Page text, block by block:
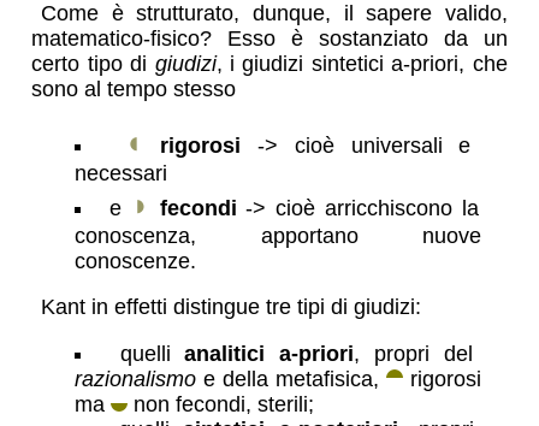
Come è strutturato, dunque, il sapere valido,
matematico-fisico? Esso è sostanziato da un
certo tipo di giudizi, i giudizi sintetici a-priori, che
sono al tempo stesso
◖ rigorosi -> cioè universali e
necessari
e
◗ fecondi -> cioè arricchiscono la
conoscenza, apportano nuove
conoscenze.
Kant in effetti distingue tre tipi di giudizi:
quellianalitici a-priori, propri del
razionalismo e della metafisica,
rigorosi
ma
non fecondi, sterili;